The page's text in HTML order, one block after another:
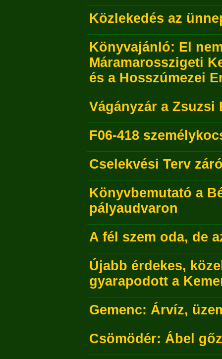
Közlekedés az
Könyvajánló: El
Máramarosszigeti
és a Hosszúmezei
Vágányzár a Zsuzsi
F06-418
Cselekvési Terv
Könyvbemutató a
pályaudvaron
A fél szem oda, de
Újabb érdekes,
gyarapodott a
Gemenc: Árvíz,
Csömödér: Ábel